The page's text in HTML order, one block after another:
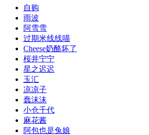
自购
雨波
阿雪雪
过期米线线喵
Cheese奶酪坏了
桜井宁宁
星之迟迟
玉汇
凉凉子
蠢沫沫
小仓千代
麻花酱
阿包也是兔娘